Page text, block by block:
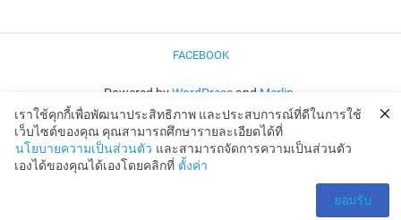
FACEBOOK
Powered byWordPress and Merlin
เราใช้คุกกี้เพื่อพัฒนาประสิทธิภาพ และประสบการณ์ที่ดีในการใช้
เว็บไซต์ของคุณ คุณสามารถศึกษารายละเอียดได้ที่
นโยบายความเป็นส่วนตัว และสามารถจัดการความเป็นส่วนตัว
เองได้ของคุณได้เองโดยคลิกที่ ตั้งค่า
ยอมรับ